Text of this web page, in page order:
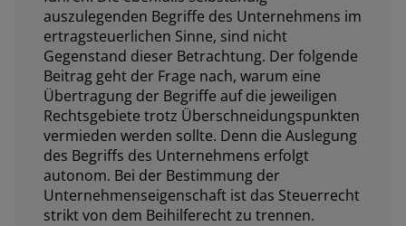
auszulegenden Begriffe des Unternehmens im
ertragsteuerlichen Sinne, sind nicht
Gegenstand dieser Betrachtung. Der folgende
Beitrag geht der Frage nach, warum eine
Übertragung der Begriffe auf die jeweiligen
Rechtsgebiete trotz Überschneidungspunkten
vermieden werden sollte. Denn die Auslegung
des Begriffs des Unternehmens erfolgt
autonom. Bei der Bestimmung der
Unternehmenseigenschaft ist das Steuerrecht
strikt von dem Beihilferecht zu trennen.